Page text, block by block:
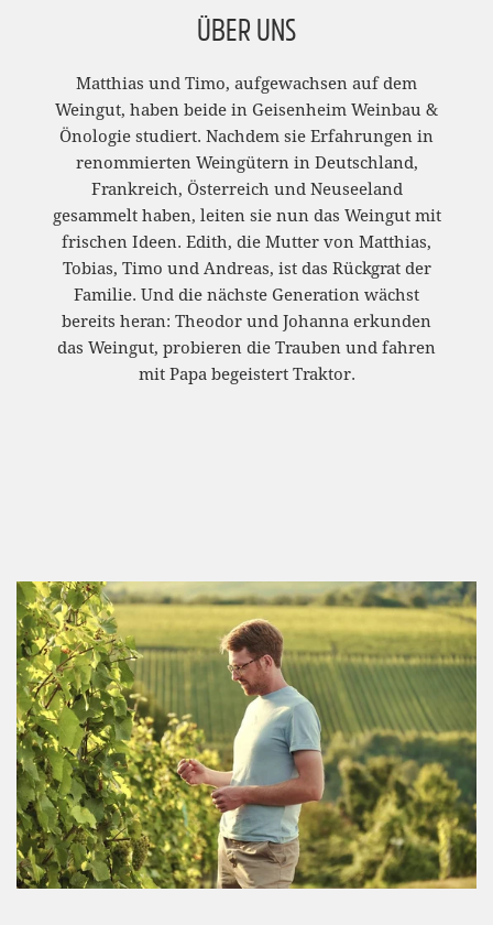
ÜBER UNS
Matthias und Timo, aufgewachsen auf dem
Weingut, haben beide in Geisenheim Weinbau &
Önologie studiert. Nachdem sie Erfahrungen in
renommierten Weingütern in Deutschland,
Frankreich, Österreich und Neuseeland
gesammelt haben, leiten sie nun das Weingut mit
frischen Ideen. Edith, die Mutter von Matthias,
Tobias, Timo und Andreas, ist das Rückgrat der
Familie. Und die nächste Generation wächst
bereits heran: Theodor und Johanna erkunden
das Weingut, probieren die Trauben und fahren
mit Papa begeistert Traktor.